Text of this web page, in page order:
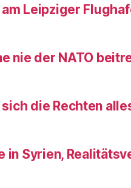
Leipziger
nie der NATO
die Rechten
in Syrien,